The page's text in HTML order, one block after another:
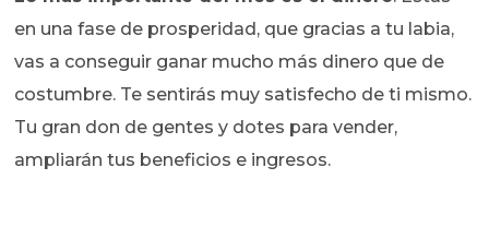
en una fase de prosperidad, que gracias a tu labia,
vas a conseguir ganar mucho más dinero que de
costumbre. Te sentirás muy satisfecho de ti mismo.
Tu gran don de gentes y dotes para vender,
ampliarán tus beneficios e ingresos.